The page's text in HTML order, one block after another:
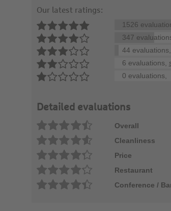
Our latest ratings:
1526
347
44 evaluations,
6 evaluations,
0 evaluations,
Detailed evaluations
Overall
Cleanliness
Price
Restaurant
Conference /